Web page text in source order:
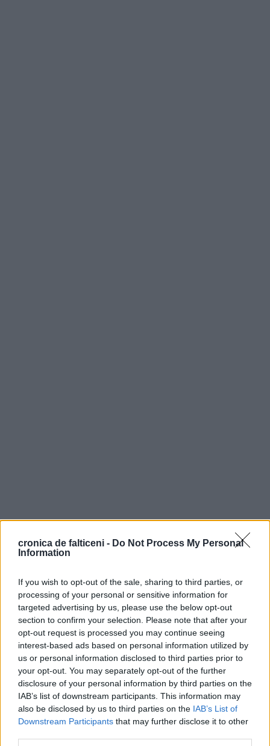
cronica de falticeni - Do Not Process My Personal
Information
If you wish to opt-out of the sale, sharing to third parties, or
processing of your personal or sensitive information for
targeted advertising by us, please use the below opt-out
section to confirm your selection. Please note that after your
opt-out request is processed you may continue seeing
interest-based ads based on personal information utilized by
us or personal information disclosed to third parties prior to
your opt-out. You may separately opt-out of the further
disclosure of your personal information by third parties on the
IAB’s list of downstream participants. This information may
also be disclosed by us to third parties on the IAB’s List of
Downstream Participants that may further disclose it to other
NEXT ARTICLE
Peste 14 mii de persoane infectate în România. La
Suceava au fost înregistrate 25 de cazuri noi
PREVIOUS ARTICLE